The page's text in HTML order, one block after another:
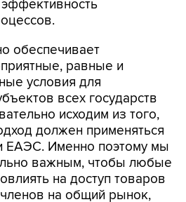
обеспечивает
условия для
всех государств
исходим из того,
должен применяться
ЕАЭС. Именно поэтому мы
важным, чтобы любые
на доступ товаров
членов на общий рынок,
в соответствии с
согласованных